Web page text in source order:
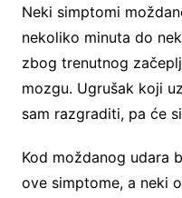
Neki simptomi
nekoliko minuta do
zbog trenutnog
mozgu. Ugrušak koji
sam razgraditi, pa će
Kod moždanog udara
ove simptome, a neki